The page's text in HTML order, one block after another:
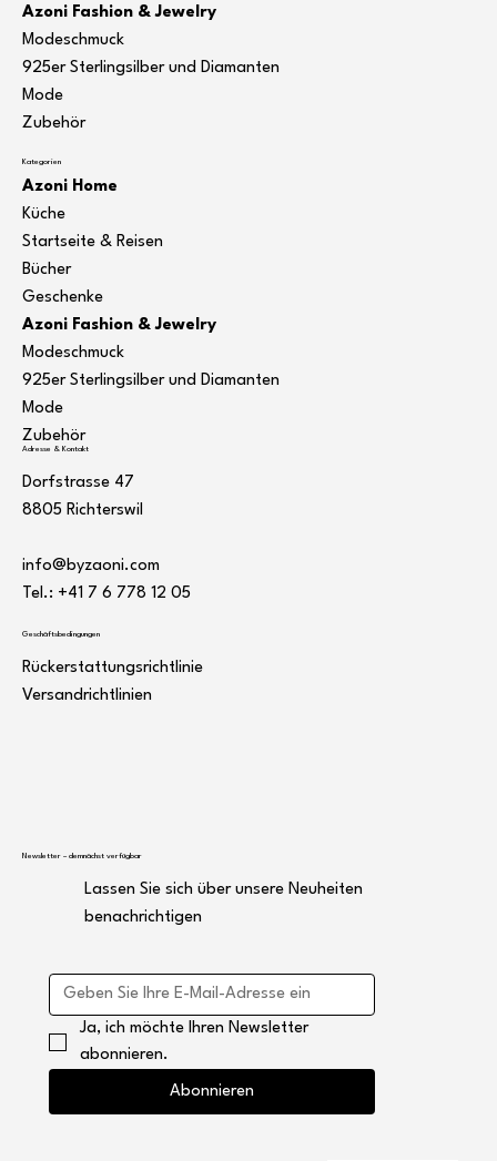
Azoni Fashion & Jewelry
Modeschmuck
925er Sterlingsilber und Diamanten
Mode
Zubehör
Kategorien
Azoni Home
Küche
Startseite & Reisen
Bücher
Geschenke
Azoni Fashion & Jewelry
Modeschmuck
925er Sterlingsilber und Diamanten
Mode
Zubehör
Adresse & Kontakt
Dorfstrasse 47
8805 Richterswil
info@byzaoni.com
Tel.: +41 7 6 778 12 05
Geschäftsbedingungen
Rückerstattungsrichtlinie
Versandrichtlinien
Newsletter – demnächst verfügbar
Lassen Sie sich über unsere Neuheiten
benachrichtigen
Ja, ich möchte Ihren Newsletter
abonnieren.
Abonnieren